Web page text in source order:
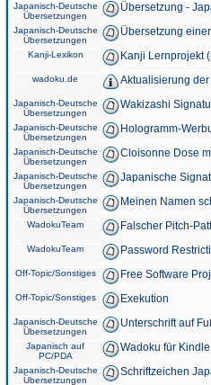
Japanisch-Deutsche
Übersetzungen
Übersetzung -
Japanisch-Deutsche
Übersetzungen
Übersetzung
Kanji-Lexikon Kanji Lernprojekt
wadoku.de Aktualisierung
Japanisch-Deutsche
Übersetzungen
Wakizashi
Japanisch-Deutsche
Übersetzungen
Hologramm-
Japanisch-Deutsche
Übersetzungen
Cloisonne Dose
Japanisch-Deutsche
Übersetzungen
Japanische
Japanisch-Deutsche
Übersetzungen
Meinen Namen
WadokuTeam Falscher Pitch-
WadokuTeam Password
Off-Topic/Sonstiges Free Software
Off-Topic/Sonstiges Exekution
Japanisch-Deutsche
Übersetzungen
Unterschrift auf
Japanisch auf
PC/PDA
Wadoku für Kindle
Japanisch-Deutsche
Übersetzungen
Schriftzeichen